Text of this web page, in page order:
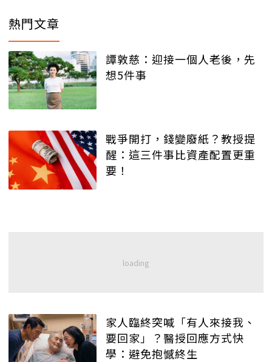
熱門文章
譚敦慈：迎接一個人老後，先
想5件事
戰爭開打，錢變廢紙？教授提
醒：這三件事比資產配置更重
要！
家人臨終突喊「有人來接我、
要回家」？醫授回應方式快
學：避免抱憾終生